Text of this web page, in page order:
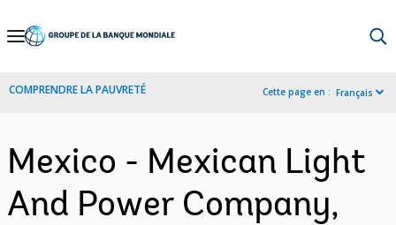
Skip
Navigation
COMPRENDRE LA PAUVRETÉ Cette page en : Français
Mexico - Mexican Light
And Power Company,